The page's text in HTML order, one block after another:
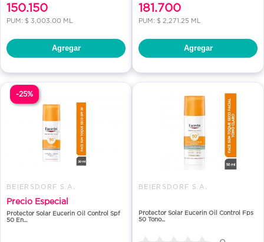
150.150
PUM: $ 3,003.00 ML
Agregar
181.700
PUM: $ 2,271.25 ML
Agregar
BEIERSDORF S.A.
Precio Especial
Protector Solar Eucerin Oil Control Spf
50 En...
-25%
BEIERSDORF S.A.
Protector Solar Eucerin Oil Control Fps
50 Tono...